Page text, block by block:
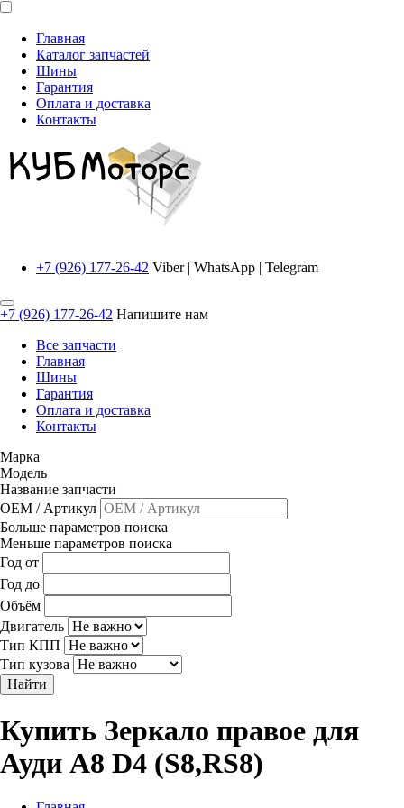
Главная
Каталог запчастей
Шины
Гарантия
Оплата и доставка
Контакты
+7 (926) 177-26-42 Viber | WhatsApp | Telegram
+7 (926) 177-26-42 Напишите нам
Все запчасти
Главная
Шины
Гарантия
Оплата и доставка
Контакты
Марка
Модель
Название запчасти
OEM / Артикул
Больше параметров поиска
Меньше параметров поиска
Год от
Год до
Объём
Двигатель
Тип КПП
Тип кузова
Найти
Купить Зеркало правое для
Ауди A8 D4 (S8,RS8)